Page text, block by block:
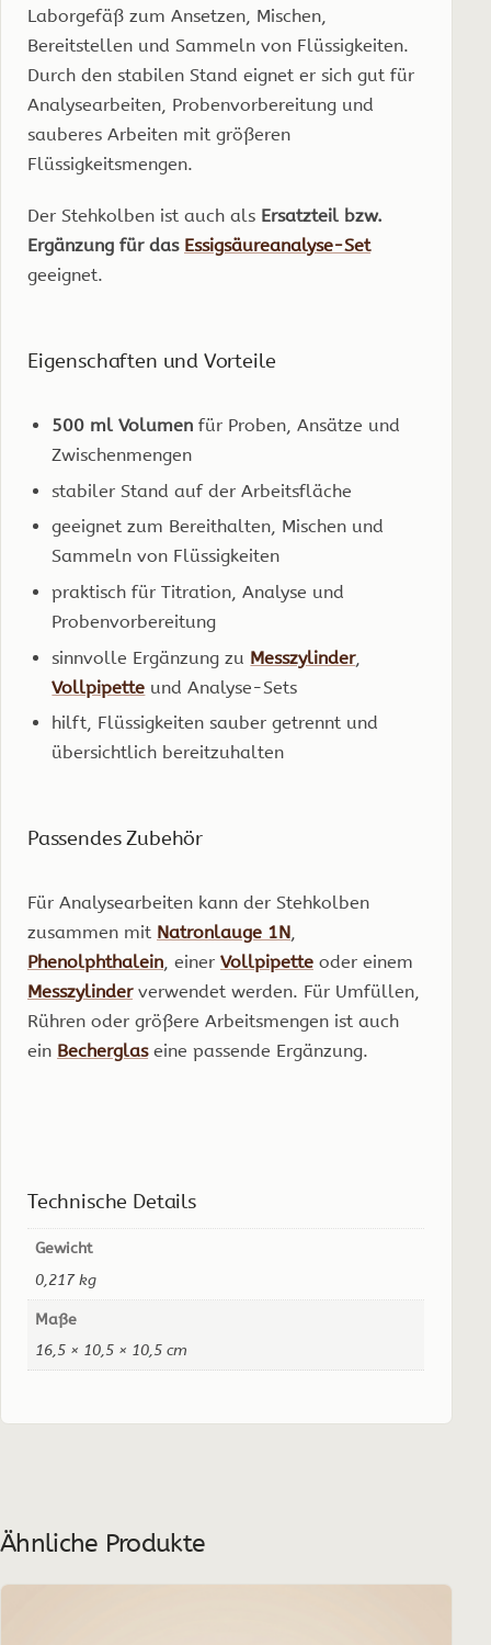
Laborgefäß zum Ansetzen, Mischen,
Bereitstellen und Sammeln von Flüssigkeiten.
Durch den stabilen Stand eignet er sich gut für
Analysearbeiten, Probenvorbereitung und
sauberes Arbeiten mit größeren
Flüssigkeitsmengen.
Der Stehkolben ist auch als Ersatzteil bzw.
Ergänzung für das Essigsäureanalyse-Set
geeignet.
Eigenschaften und Vorteile
500 ml Volumen für Proben, Ansätze und
Zwischenmengen
stabiler Stand auf der Arbeitsfläche
geeignet zum Bereithalten, Mischen und
Sammeln von Flüssigkeiten
praktisch für Titration, Analyse und
Probenvorbereitung
sinnvolle Ergänzung zu Messzylinder,
Vollpipette und Analyse-Sets
hilft, Flüssigkeiten sauber getrennt und
übersichtlich bereitzuhalten
Passendes Zubehör
Für Analysearbeiten kann der Stehkolben
zusammen mit Natronlauge 1N,
Phenolphthalein, einer Vollpipette oder einem
Messzylinderverwendet werden. Für Umfüllen,
Rühren oder größere Arbeitsmengen ist auch
ein Becherglaseine passende Ergänzung.
Technische Details
Gewicht
0,217 kg
Maße
16,5 × 10,5 × 10,5 cm
Ähnliche Produkte